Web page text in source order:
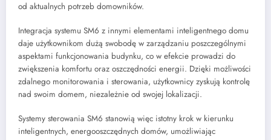
od aktualnych potrzeb domowników.
Integracja systemu SM6 z innymi elementami inteligentnego domu
daje użytkownikom dużą swobodę w zarządzaniu poszczególnymi
aspektami funkcjonowania budynku, co w efekcie prowadzi do
zwiększenia komfortu oraz oszczędności energii. Dzięki możliwości
zdalnego monitorowania i sterowania, użytkownicy zyskują kontrolę
nad swoim domem, niezależnie od swojej lokalizacji.
Systemy sterowania SM6 stanowią więc istotny krok w kierunku
inteligentnych, energooszczędnych domów, umożliwiając